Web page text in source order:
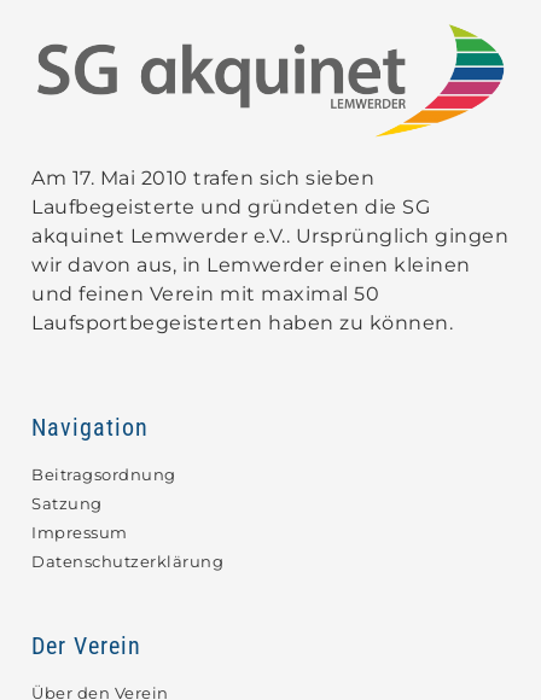
Am 17. Mai 2010 trafen sich sieben
Laufbegeisterte und gründeten die SG
akquinet Lemwerder e.V.. Ursprünglich gingen
wir davon aus, in Lemwerder einen kleinen
und feinen Verein mit maximal 50
Laufsportbegeisterten haben zu können.
Navigation
Beitragsordnung
Satzung
Impressum
Datenschutzerklärung
Der Verein
Über den Verein